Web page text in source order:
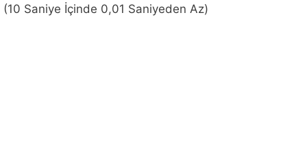
(10 Saniye İçinde 0,01 Saniyeden Az)